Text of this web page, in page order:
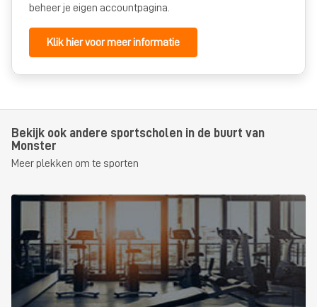
beheer je eigen accountpagina.
Klik hier voor meer informatie
Bekijk ook andere sportscholen in de buurt van
Monster
Meer plekken om te sporten